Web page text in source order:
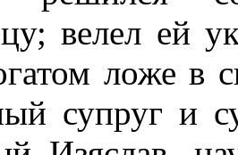
велел ей
ложе в
супруг и